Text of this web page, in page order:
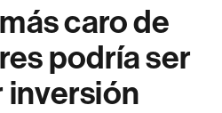
caro de
podría ser
inversión